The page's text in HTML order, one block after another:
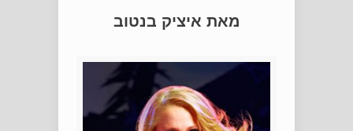
מאת איציק בנטוב